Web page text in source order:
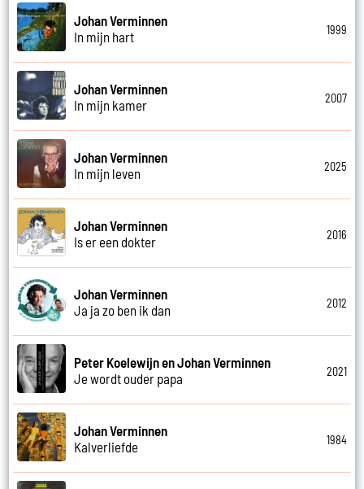
Johan Verminnen
In mijn hart
1999
Johan Verminnen
In mijn kamer
2007
Johan Verminnen
In mijn leven
2025
Johan Verminnen
Is er een dokter
2016
Johan Verminnen
Ja ja zo ben ik dan
2012
Peter Koelewijn en Johan Verminnen
Je wordt ouder papa
2021
Johan Verminnen
Kalverliefde
1984